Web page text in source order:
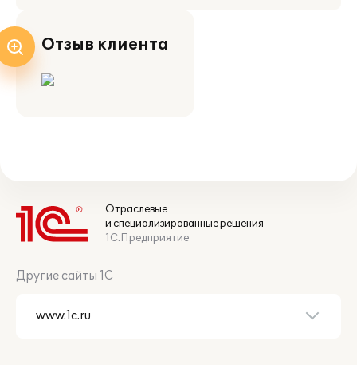
Отзыв клиента
Отраслевые
и специализированные решения
1С:Предприятие
Другие сайты 1С